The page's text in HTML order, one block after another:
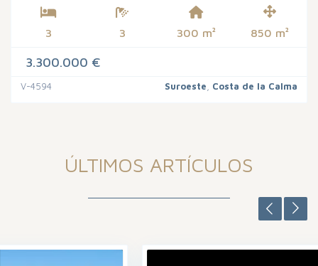
3 3 300 m² 850 m²
3.300.000 €
V-4594 Suroeste Costa de la Calma
ÚLTIMOS ARTÍCULOS